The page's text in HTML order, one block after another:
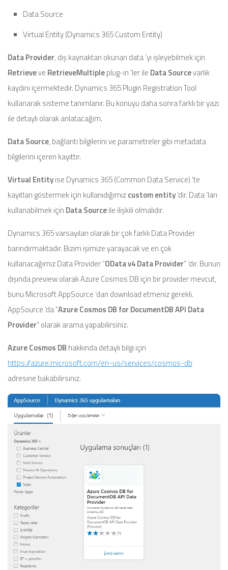
Data Source
Virtual Entity (Dynamics 365 Custom Entity)
Data Provider, dış kaynaktan okunan data ‘yı işleyebilmek için
Retrieveve RetrieveMultipleplug-in ‘ler ile Data Sourcevarlık
kaydını içermektedir. Dynamics 365 Plugin Registration Tool
kullanarak sisteme tanımlanır. Bu konuyu daha sonra farklı bir yazı
ile detaylı olarak anlatacağım.
Data Source, bağlantı bilgilerini ve parametreler gibi metadata
bilgilerini içeren kayıttır.
Virtual Entityise Dynamics 365 (Common Data Service) ‘te
kayıtları göstermek için kullanıdığımızcustom entity‘dir. Data ‘ları
kullanabilmek için Data Sourceile ilişkili olmalıdır.
Dynamics 365 varsayılan olarak bir çok farklı Data Provider
barındırmaktadır. Bizim işimize yarayacak ve en çok
kullanacağımız Data Provider “OData v4 Data Provider” ‘dır. Bunun
dışında preview olarak Azure Cosmos DB için bir provider mevcut,
bunu Microsoft AppSource ‘dan download etmeniz gerekli.
AppSource ‘da “Azure Cosmos DB for DocumentDB API Data
Provider” olarak arama yapabilirsiniz.
Azure Cosmos DB hakkında detaylı bilgi için
https://azure.microsoft.com/en-us/services/cosmos-db
adresine bakabilirsiniz.